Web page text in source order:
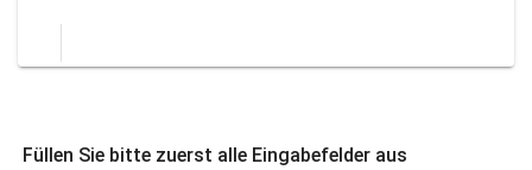
Füllen Sie bitte zuerst alle Eingabefelder aus